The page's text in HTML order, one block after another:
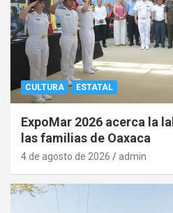
CULTURA ESTATAL
ExpoMar 2026 acerca la
las familias de Oaxaca
4 de agosto de 2026 admin